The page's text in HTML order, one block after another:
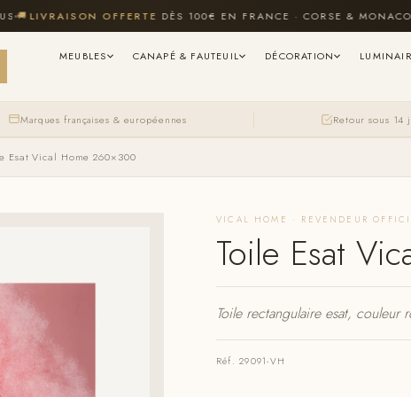
OFFERTEDÈS 100€ EN FRANCE · CORSE & MONACO
MEUBLES CANAPÉ & FAUTEUIL DÉCORATION
Marques françaises & européennes Retour sous 14
Esat Vical Home 260×300
VICAL HOME · REVENDEUR
Toile Esat
Toile rectangulaire esat,
Réf. 29091-VH